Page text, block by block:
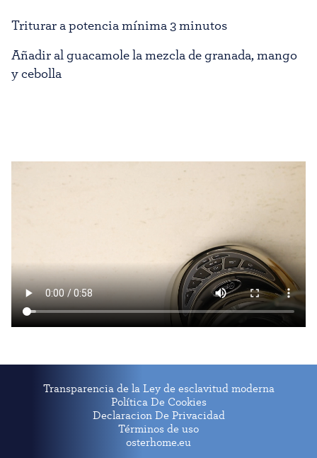
Triturar a potencia mínima 3 minutos
Añadir al guacamole la mezcla de granada, mango
y cebolla
Transparencia de la Ley de esclavitud moderna
Política De Cookies
Declaracion De Privacidad
Términos de uso
osterhome.eu